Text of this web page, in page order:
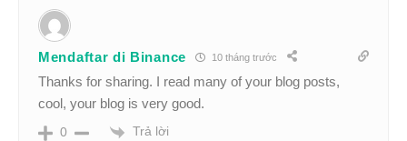
Mendaftar di Binance 10 tháng trước
Thanks for sharing. I read many of your blog posts,
cool, your blog is very good.
0 Trả lời